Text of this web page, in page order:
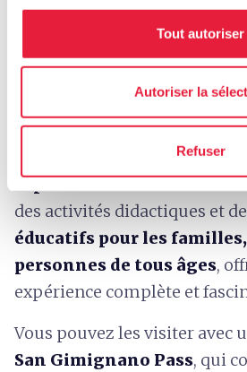
Tout autoriser
Autoriser la
Refuser
l’église l’un des lieux les plus
plus significatifs du
San Gimignano.
LesMusées de San
seulement des lieux de
espaces de vie: ils
des activités didactiques et
éducatifs pour les
personnes de tous âges,
expérience complète et
Vous pouvez les visiter avec
San Gimignano Pass, qui